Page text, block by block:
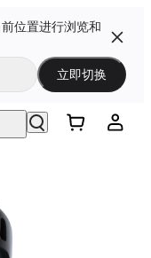
位置进行浏览和
立即切换